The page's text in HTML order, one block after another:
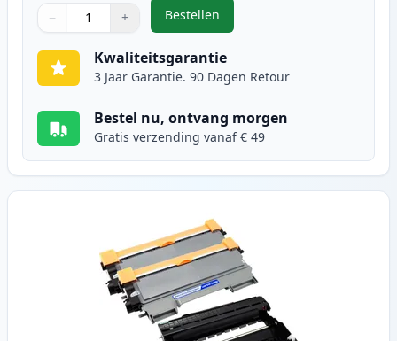
Gebruik de knoppen om aan te passen
− +
1
Bestellen
,5 stuks Brother TN2010 toner
Kwaliteitsgarantie
3 Jaar Garantie. 90 Dagen Retour
Bestel nu, ontvang morgen
Gratis verzending vanaf € 49